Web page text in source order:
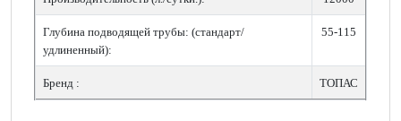
Глубина подводящей трубы: (стандарт/
удлиненный):
55-115
Бренд : ТОПАС